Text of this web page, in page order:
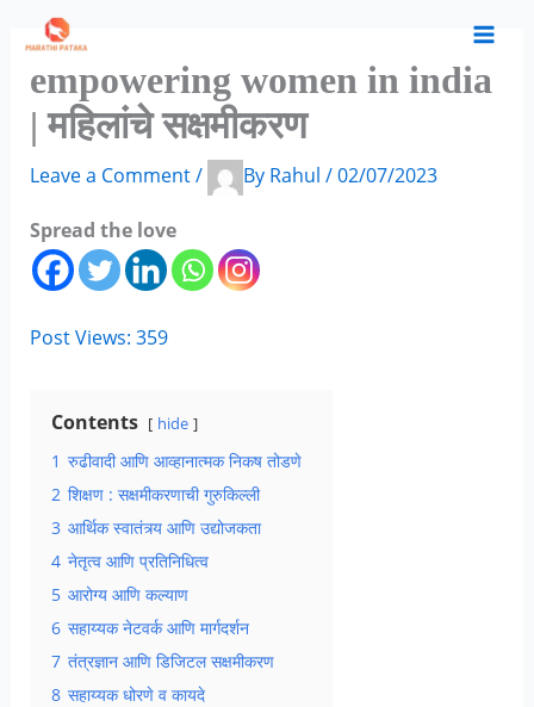
content
empowering women in india
| महिलांचे सक्षमीकरण
Leave a Comment/ By Rahul /02/07/2023
Spread the love
Post Views: 359
Contents hide
1 रुढीवादी आणि आव्हानात्मक निकष तोडणे
2 शिक्षण : सक्षमीकरणाची गुरुकिल्ली
3 आर्थिक स्वातंत्र्य आणि उद्योजकता
4 नेतृत्व आणि प्रतिनिधित्व
5 आरोग्य आणि कल्याण
6 सहाय्यक नेटवर्क आणि मार्गदर्शन
7 तंत्रज्ञान आणि डिजिटल सक्षमीकरण
8 सहाय्यक धोरणे व कायदे
e
a
c
o
a
t
g
i
r
c
i
s